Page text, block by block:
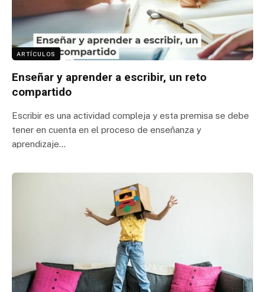
ARTÍCULOS
Enseñar y aprender a escribir, un reto
compartido
Escribir es una actividad compleja y esta premisa se debe
tener en cuenta en el proceso de enseñanza y
aprendizaje…